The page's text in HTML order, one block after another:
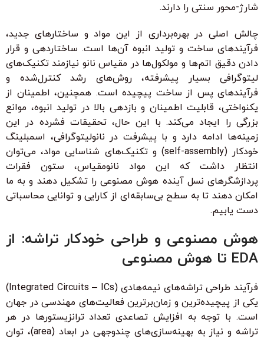
شارژ-محور سنتی را دارند.
چالش اصلی در بهره‌برداری از این مواد و ساختارهای جدید،
فرآیندهای ساخت و تولید انبوه آن‌ها است. ساختاردهی و قرار
دادن دقیق اتم‌ها و مولکول‌ها در مقیاس نانو نیازمند تکنیک‌های
لیتوگرافی بسیار پیشرفته، روش‌های رشد کنترل‌شده و
فرآیندهای پس از ساخت پیچیده است. همچنین، اطمینان از
یکنواختی، قابلیت اطمینان و بازدهی بالا در تولید انبوه، موانع
بزرگی را ایجاد می‌کند. با این حال، تحقیقات فشرده در این
زمینه‌ها ادامه دارد و با پیشرفت در نانولیتوگرافی، اسمبلینگ
خودکار (self-assembly) و تکنیک‌های شناسایی مواد، می‌توان
انتظار داشت که این مواد نانومقیاس، ستون فقرات
پردازشگرهای نسل آینده هوش مصنوعی را تشکیل دهند و به ما
امکان دهند تا به سطح بی‌سابقه‌ای از کارایی و توانایی محاسباتی
دست یابیم.
هوش مصنوعی و طراحی خودکار تراشه: از
EDA تا هوش مصنوعی
فرآیند طراحی تراشه‌های نیمه‌هادی (Integrated Circuits – ICs)
یکی از پیچیده‌ترین و زمان‌برترین فعالیت‌های مهندسی در جهان
است. با توجه به افزایش تصاعدی تعداد ترانزیستورها در هر
تراشه و نیاز به بهینه‌سازی‌های چندوجهی در ابعاد (area)، توان